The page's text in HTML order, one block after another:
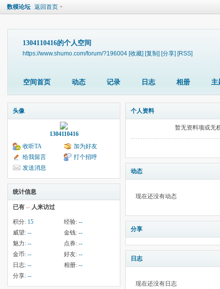
数模论坛 返回首页
1304110416的个人空间
https://www.shumo.com/forum/?196004 [收藏] [复制] [分享] [RSS]
空间首页 动态 记录 日志 相册 主
头像
1304110416
收听TA
加为好友
给我留言
打个招呼
发送消息
统计信息
已有 -- 人来访过
积分: 15 经验: --
威望: -- 金钱: --
魅力: -- 点券: --
金币: -- 好友: --
日志: -- 相册: --
分享: --
个人资料
暂无资料项或无
动态
现在还没有动态
分享
日志
现在还没有日志